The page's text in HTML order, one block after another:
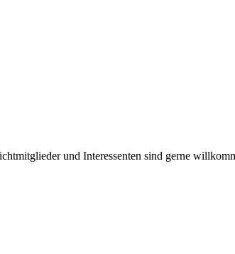
und Interessenten sind gerne